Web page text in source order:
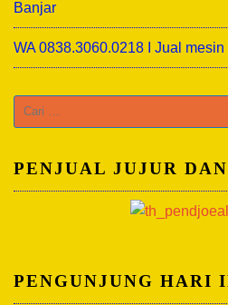
Banjar
WA 0838.3060.0218 I Jual
Cari
untuk:
PENJUAL JUJUR
PENGUNJUNG HARI